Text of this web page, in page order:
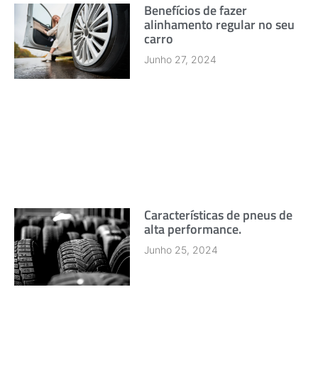
Benefícios de fazer
alinhamento regular no seu
carro
Junho 27, 2024
Características de pneus de
alta performance.
Junho 25, 2024